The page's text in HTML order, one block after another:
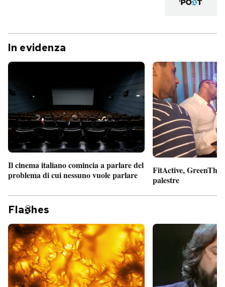
In evidenza
Il cinema italiano comincia a parlare del
problema di cui nessuno vuole parlare
FitActive,
palestre
Fla hes